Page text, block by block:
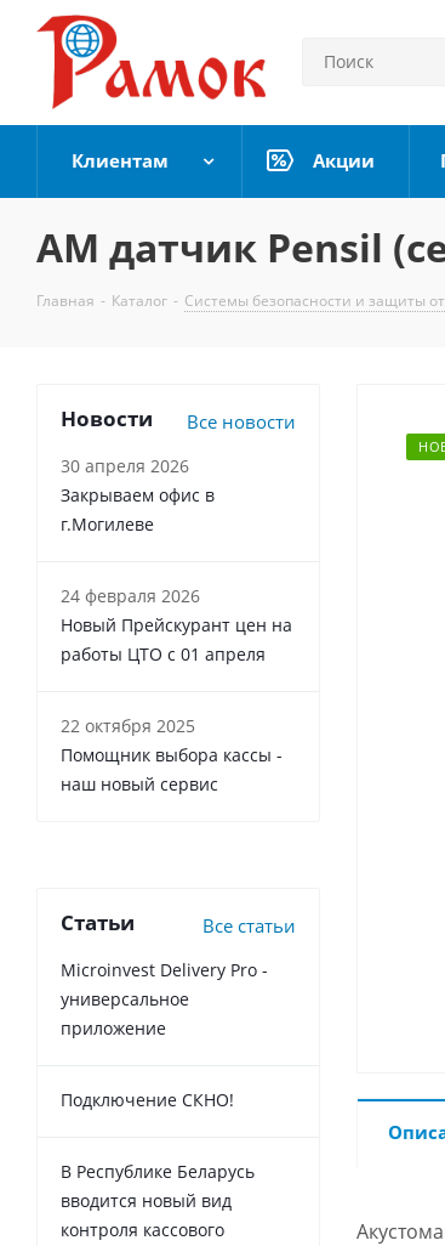
Клиентам Акции
АМ датчик Pensil
Главная - Каталог - Системы безопасности и защиты
Новости Все новости
30 апреля 2026
Закрываем офис в
г.Могилеве
24 февраля 2026
Новый Прейскурант цен на
работы ЦТО с 01 апреля
22 октября 2025
Помощник выбора кассы -
наш новый сервис
Статьи Все статьи
Microinvest Delivery Pro -
универсальное
приложение
Подключение СКНО!
В Республике Беларусь
вводится новый вид
контроля кассового